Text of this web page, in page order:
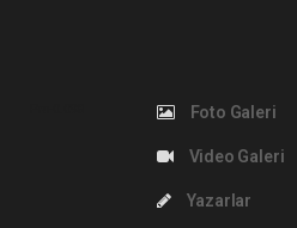
Foto Galeri
Video Galeri
Yazarlar